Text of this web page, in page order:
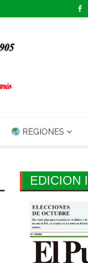
REGIONES
EDICION